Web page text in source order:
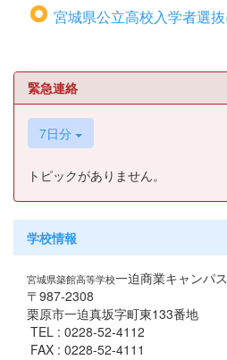
宮城県公立高校入学者選
緊急連絡
7日分
トピックがありません。
学校情報
宮城県築館高等学校一迫商業キャンパス
〒987-2308
栗原市一迫真坂字町東133番地
TEL : 0228-52-4112
FAX : 0228-52-4111